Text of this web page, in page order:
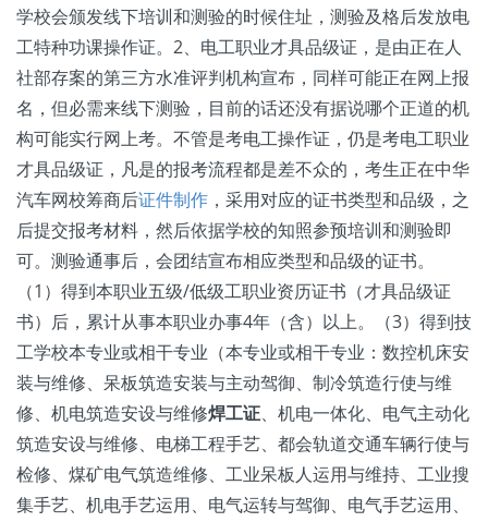
学校会颁发线下培训和测验的时候住址，测验及格后发放电
工特种功课操作证。2、电工职业才具品级证，是由正在人
社部存案的第三方水准评判机构宣布，同样可能正在网上报
名，但必需来线下测验，目前的话还没有据说哪个正道的机
构可能实行网上考。不管是考电工操作证，仍是考电工职业
才具品级证，凡是的报考流程都是差不众的，考生正在中华
汽车网校筹商后证件制作 ，采用对应的证书类型和品级，之
后提交报考材料，然后依据学校的知照参预培训和测验即
可。测验通事后，会团结宣布相应类型和品级的证书。
（1）得到本职业五级/低级工职业资历证书（才具品级证
书）后，累计从事本职业办事4年（含）以上。（3）得到技
工学校本专业或相干专业（本专业或相干专业：数控机床安
装与维修、呆板筑造安装与主动驾御、制冷筑造行使与维
修、机电筑造安设与维修焊工证、机电一体化、电气主动化
筑造安设与维修、电梯工程手艺、都会轨道交通车辆行使与
检修、煤矿电气筑造维修、工业呆板人运用与维持、工业搜
集手艺、机电手艺运用、电气运转与驾御、电气手艺运用、